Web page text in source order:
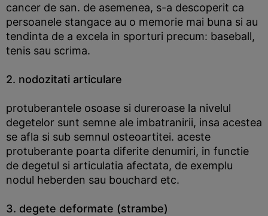
cancer de san. de asemenea, s-a descoperit ca
persoanele stangace au o memorie mai buna si au
tendinta de a excela in sporturi precum: baseball,
tenis sau scrima.
2. nodozitati articulare
protuberantele osoase si dureroase la nivelul
degetelor sunt semne ale imbatranirii, insa acestea
se afla si sub semnul osteoartitei. aceste
protuberante poarta diferite denumiri, in functie
de degetul si articulatia afectata, de exemplu
nodul heberden sau bouchard etc.
3. degete deformate (strambe)